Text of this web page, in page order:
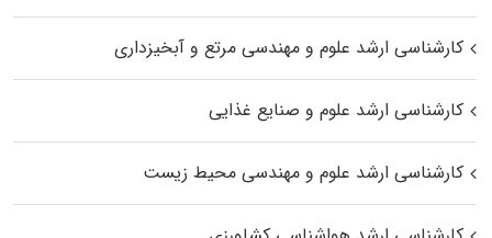
کارشناسی ارشد علوم و مهندسی مرتع و آبخیزداری
کارشناسی ارشد علوم و صنایع غذایی
کارشناسی ارشد علوم و مهندسی محیط زیست